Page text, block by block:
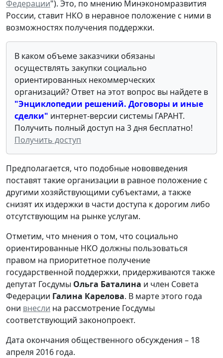
Федерации"). Это, по мнению Минэкономразвития
России, ставит НКО в неравное положение с ними в
возможностях получения поддержки.
В каком объеме заказчики обязаны
осуществлять закупки социально
ориентированных некоммерческих
организаций? Ответ на этот вопрос вы найдете в
"Энциклопедии решений. Договоры и иные
сделки" интернет-версии системы ГАРАНТ.
Получить полный доступ на 3 дня бесплатно!
Получить доступ
Предполагается, что подобные нововведения
поставят такие организации в равное положение с
другими хозяйствующими субъектами, а также
снизят их издержки в части доступа к дорогим либо
отсутствующим на рынке услугам.
Отметим, что мнения о том, что социально
ориентированные НКО должны пользоваться
правом на приоритетное получение
государственной поддержки, придерживаются также
депутат Госдумы Ольга Баталина и член Совета
Федерации Галина Карелова. В марте этого года
они внесли на рассмотрение Госдумы
соответствующий законопроект.
Дата окончания общественного обсуждения – 18
апреля 2016 года.